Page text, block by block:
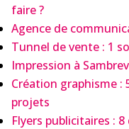
faire ?
Agence de
Tunnel de vente : 1
Impression à
Création graphisme :
projets
Flyers publicitaires :